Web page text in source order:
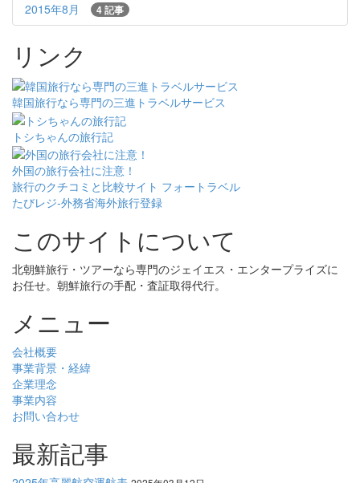
2015年8月 4 記事
リンク
韓国旅行なら専門の三進トラベルサービス
トシちゃんの旅行記
外国の旅行会社に注意！
旅行のクチコミと比較サイト フォートラベル
たびレジ-外務省海外旅行登録
このサイトについて
北朝鮮旅行・ツアーなら専門のジェイエス・エンタープライズに
お任せ。朝鮮旅行の手配・査証取得代行。
メニュー
会社概要
事業背景・経緯
企業理念
事業内容
お問い合わせ
最新記事